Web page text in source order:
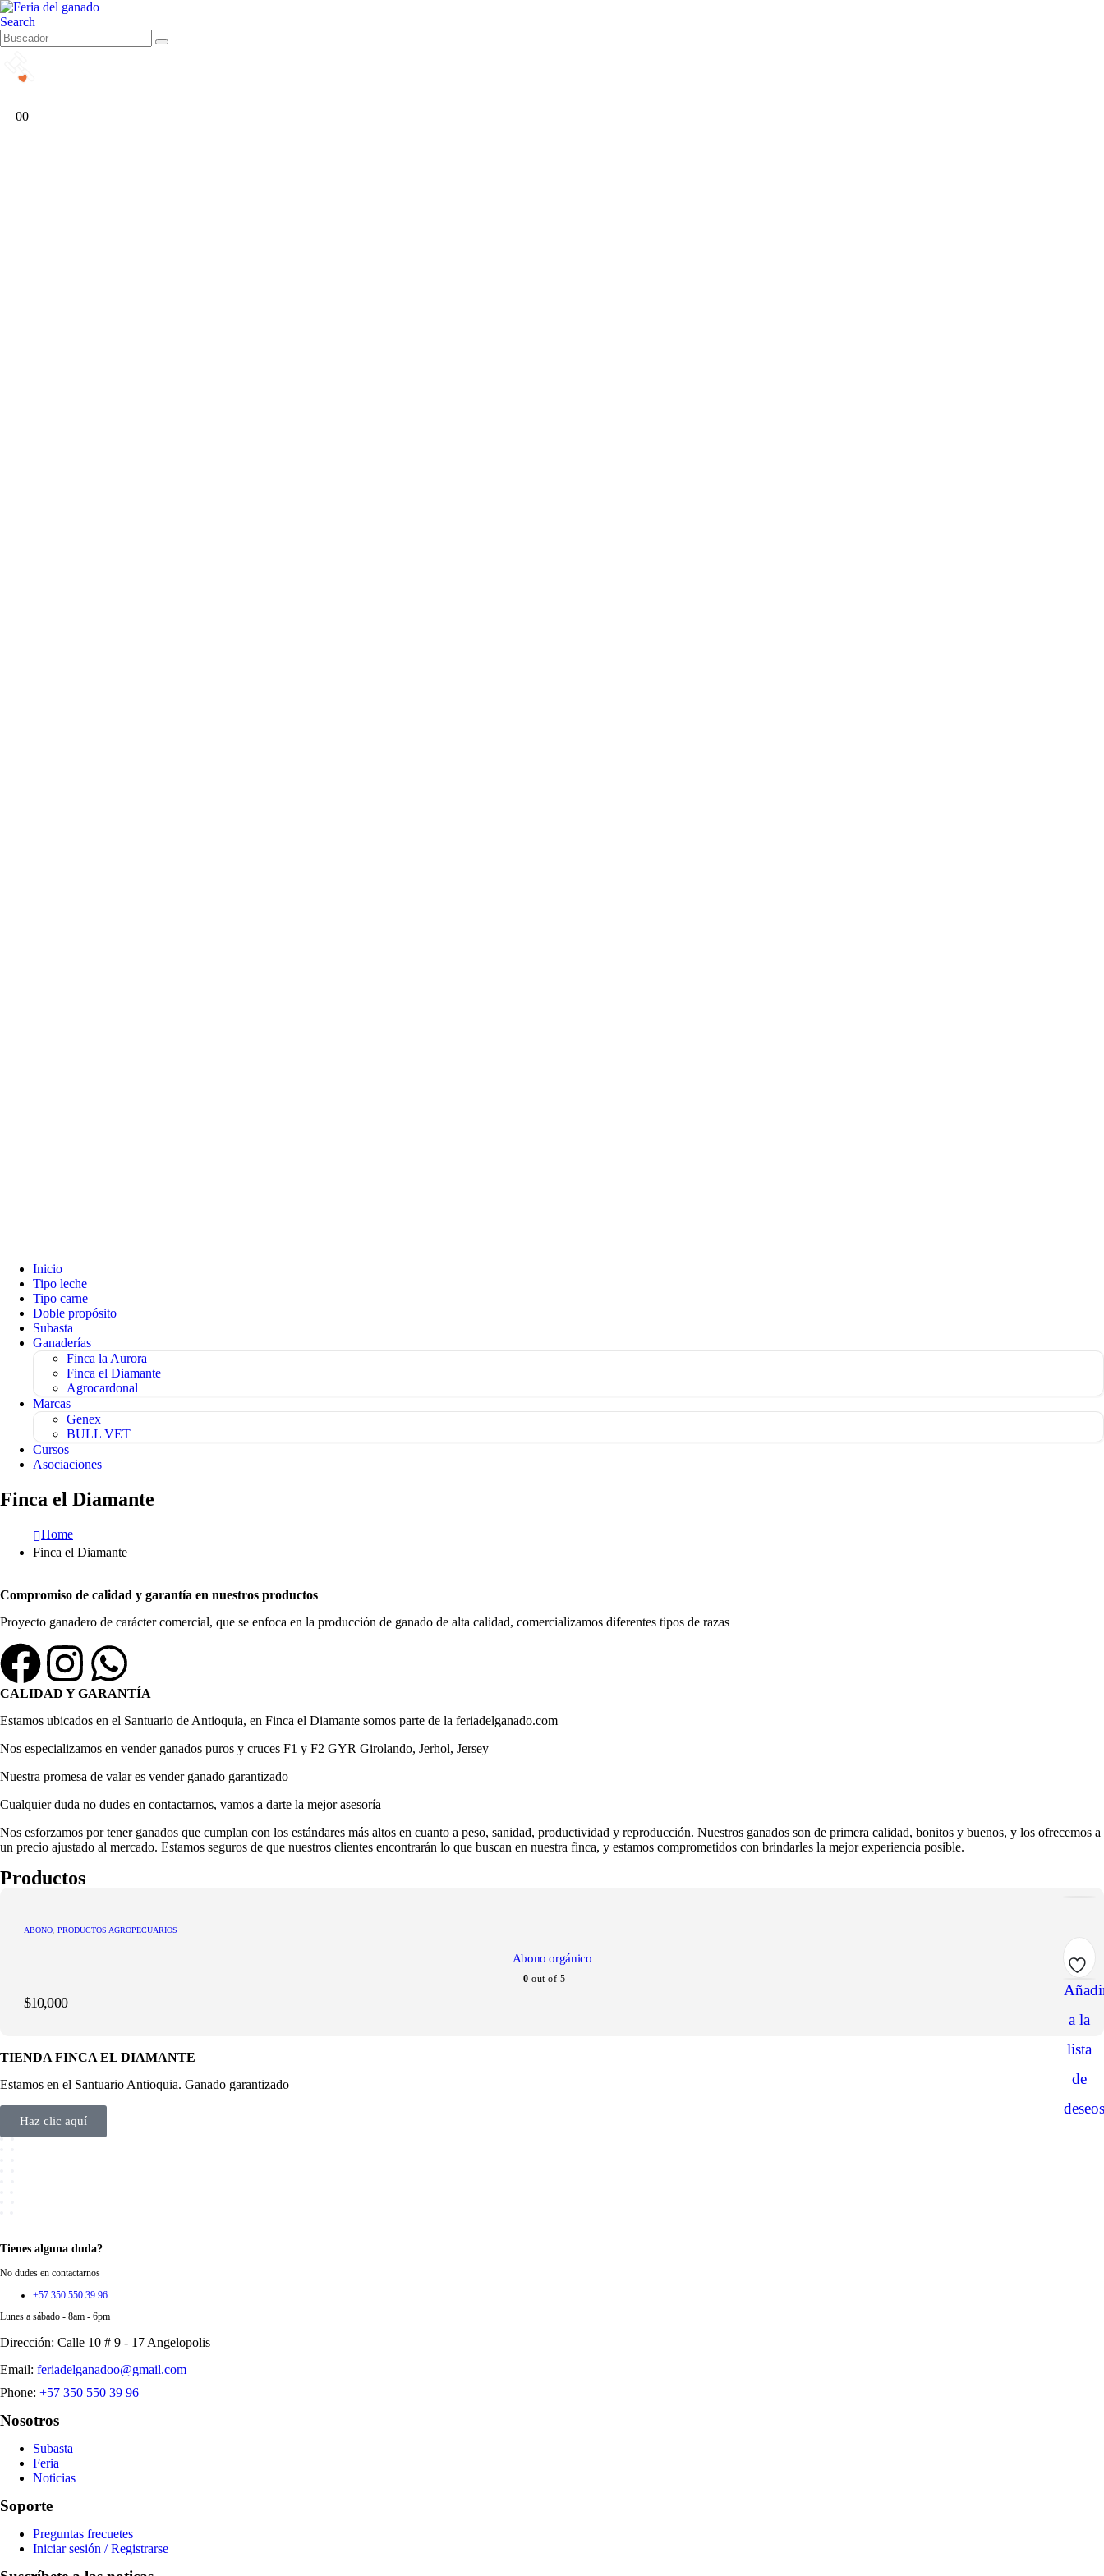
Search
00
Inicio
Tipo leche
Tipo carne
Doble propósito
Subasta
Ganaderías
Finca la Aurora
Finca el Diamante
Agrocardonal
Marcas
Genex
BULL VET
Cursos
Asociaciones
Finca el Diamante
Home
Finca el Diamante
Compromiso de calidad y garantía en nuestros productos
Proyecto ganadero de carácter comercial, que se enfoca en la producción de ganado de alta calidad, comercializamos diferentes tipos de razas
CALIDAD Y GARANTÍA
Estamos ubicados en el Santuario de Antioquia, en Finca el Diamante somos parte de la feriadelganado.com
Nos especializamos en vender ganados puros y cruces F1 y F2 GYR Girolando, Jerhol, Jersey
Nuestra promesa de valar es vender ganado garantizado
Cualquier duda no dudes en contactarnos, vamos a darte la mejor asesoría
Nos esforzamos por tener ganados que cumplan con los estándares más altos en cuanto a peso, sanidad, productividad y reproducción. Nuestros ganados son de primera calidad, bonitos y buenos, y los ofrecemos a
un precio ajustado al mercado. Estamos seguros de que nuestros clientes encontrarán lo que buscan en nuestra finca, y estamos comprometidos con brindarles la mejor experiencia posible.
Productos
a la
lista
de
deseos
ABONO PRODUCTOS AGROPECUARIOS
Abono orgánico
0 out of 5
$10,000
TIENDA FINCA EL DIAMANTE
Estamos en el Santuario Antioquia. Ganado garantizado
Haz clic aquí
Tienes alguna duda?
No dudes en contactarnos
+57 350 550 39 96
Lunes a sábado - 8am - 6pm
Dirección: Calle 10 # 9 - 17 Angelopolis
Email: feriadelganadoo@gmail.com
Phone: +57 350 550 39 96
Nosotros
Subasta
Feria
Noticias
Soporte
Preguntas frecuetes
Iniciar sesión / Registrarse